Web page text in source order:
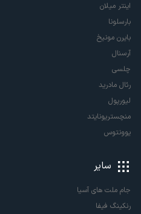
اینتر میلان
بارسلونا
بایرن مونیخ
آرسنال
چلسی
رئال مادرید
لیورپول
منچستریونایتد
یوونتوس
سایر
جام ملت های آسیا
رنکینگ فیفا